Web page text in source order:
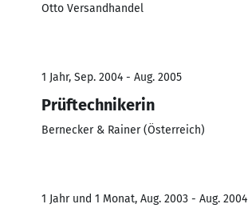
Otto Versandhandel
1 Jahr, Sep. 2004 - Aug. 2005
Prüftechnikerin
Bernecker & Rainer (Österreich)
1 Jahr und 1 Monat, Aug. 2003 - Aug. 2004